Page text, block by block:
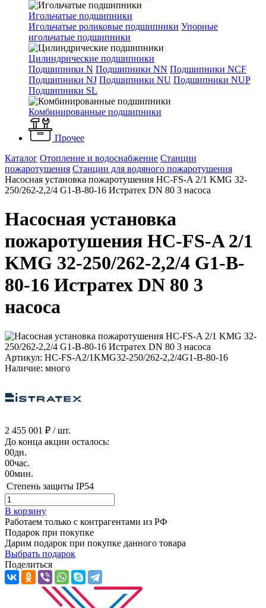
Игольчатые подшипники
Игольчатые роликовые подшипники Упорные
игольчатые подшипники
Цилиндрические подшипники
Подшипники N Подшипники NN Подшипники NCF
Подшипники NJ Подшипники NU Подшипники NUP
Подшипники SL
Комбинированные подшипники
Прочее
Каталог Отопление и водоснабжение Станции
пожаротушения Станции для водяного пожаротушения
Насосная установка пожаротушения HC-FS-A 2/1 KMG 32-
250/262-2,2/4 G1-B-80-16 Истратех DN 80 3 насоса
Насосная установка
пожаротушения HC-FS-A 2/1
KMG 32-250/262-2,2/4 G1-B-
80-16 Истратех DN 80 3
насоса
Артикул: HC-FS-A2/1KMG32-250/262-2,2/4G1-B-80-16
Наличие: много
2 455 001 ₽ / шт.
До конца акции осталось:
00дн.
00час.
00мин.
Степень защиты IP54
В корзину
Работаем только с контрагентами из РФ
Подарок при покупке
Дарим подарок при покупке данного товара
Выбрать подарок
Поделиться